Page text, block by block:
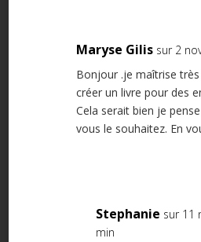
Maryse Gilis sur 2
Bonjour .je maîtrise
créer un livre pour des
Cela serait bien je
vous le souhaitez. En
Stephanie sur 11
min